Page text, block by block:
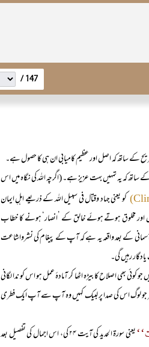
147 /
کے ساتھ کہ یہ تمہیں بہت عزیز ہے۔ (اگرچہ اللہ کی نگاہ میں اس
کو یعنی جہاد وقتال فی سبیل اللہ کے ذریعے اہلِ ایمان
اور مخلوق ہوتے ہوئے خالق کے ’انصار‘ ہونے کا خطاب
کے بعد واقعہ یہ ہے کہ آپ کے پیغام کی نشرواشاعت
رہیں گی۔
بھی اصلاح کا بیڑہ اٹھا کر آمادۂ عمل ہو اس کو ندا لگانی
پھر جو لوگ اس کی صدا پر لبیک کہیں وہ آپ سے آپ ایک فطری
یعنی سورۃ الحدید کی آیت ۲۴ کی، اس اجمال کی تفصیل بعد